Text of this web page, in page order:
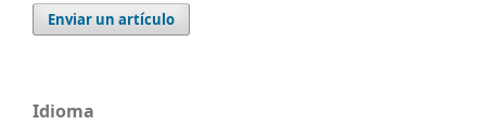
Enviar un artículo
Idioma